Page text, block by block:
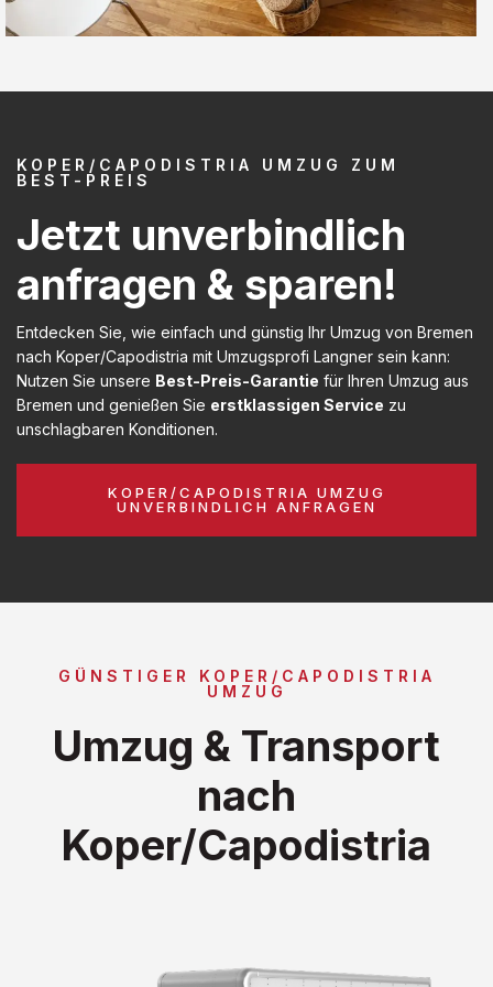
KOPER/CAPODISTRIA UMZUG ZUM
BEST-PREIS
Jetzt unverbindlich
anfragen & sparen!
Entdecken Sie, wie einfach und günstig Ihr Umzug von Bremen
nach Koper/Capodistria mit Umzugsprofi Langner sein kann:
Nutzen Sie unsere Best-Preis-Garantie für Ihren Umzug aus
Bremen und genießen Sie erstklassigen Service zu
unschlagbaren Konditionen.
KOPER/CAPODISTRIA UMZUG
UNVERBINDLICH ANFRAGEN
GÜNSTIGER KOPER/CAPODISTRIA
UMZUG
Umzug & Transport
nach
Koper/Capodistria